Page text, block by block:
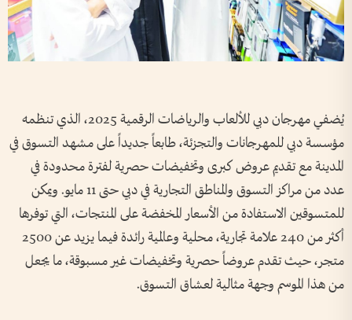
يُضفي مهرجان دبي للألعاب والرياضات الرقمية 2025، الذي تنظمه
مؤسسة دبي للمهرجانات والتجزئة، طابعاً جديداً على مشهد التسوق في
المدينة مع تقديم عروض كبرى وتخفيضات حصرية لفترة محدودة في
عدد من مراكز التسوق والمناطق التجارية في دبي حتى 11 مايو. ويمكن
للمتسوقين الاستفادة من الأسعار المخفضة على المنتجات، التي توفرها
أكثر من 240 علامة تجارية، محلية وعالمية رائدة فيما يزيد عن 2500
متجر، حيث تقدم عروضاً حصرية وتخفيضات غير مسبوقة، ما يجعل
من هذا الموسم وجهة مثالية لعشاق التسوق.